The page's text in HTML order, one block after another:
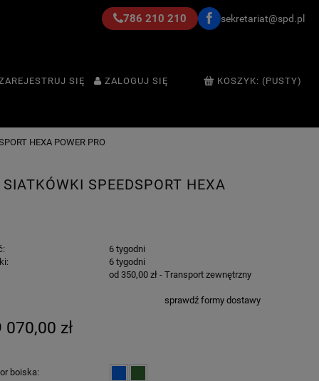
786 210 210 sekretariat@spd.pl
SIĘ ZALOGUJ SIĘ KOSZYK: (PUSTY)
HEXA POWER PRO
SPEEDSPORT HEXA
6 tygodni
6 tygodni
od 350,00 zł - Transport zewnętrzny
sprawdź formy dostawy
070,00 zł
boiska: